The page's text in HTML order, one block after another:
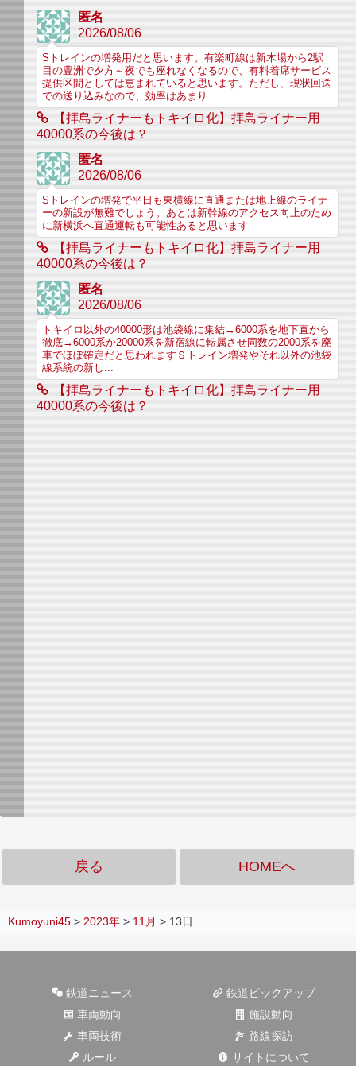
匿名
2026/08/06
Sトレインの増発用だと思います。有楽町線は新木場から2駅
目の豊洲で夕方～夜でも座れなくなるので、有料着席サービス
提供区間としては恵まれていると思います。ただし、現状回送
での送り込みなので、効率はあまり...
【拝島ライナーもトキイロ化】拝島ライナー用
40000系の今後は？
匿名
2026/08/06
Sトレインの増発で平日も東横線に直通または地上線のライナ
ーの新設が無難でしょう。あとは新幹線のアクセス向上のため
に新横浜へ直通運転も可能性あると思います
【拝島ライナーもトキイロ化】拝島ライナー用
40000系の今後は？
匿名
2026/08/06
トキイロ以外の40000形は池袋線に集結→6000系を地下直から
徹底→6000系か20000系を新宿線に転属させ同数の2000系を廃
車でほぼ確定だと思われますＳトレイン増発やそれ以外の池袋
線系統の新し...
【拝島ライナーもトキイロ化】拝島ライナー用
40000系の今後は？
戻る HOMEへ
Kumoyuni45 > 2023年 > 11月 > 13日
鉄道ニュース
鉄道ピックアップ
車両動向
施設動向
車両技術
路線探訪
ルール
サイトについて